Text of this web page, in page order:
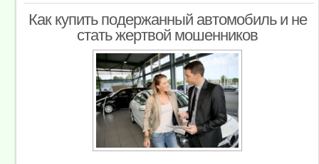
Как купить подержанный автомобиль и не
стать жертвой мошенников